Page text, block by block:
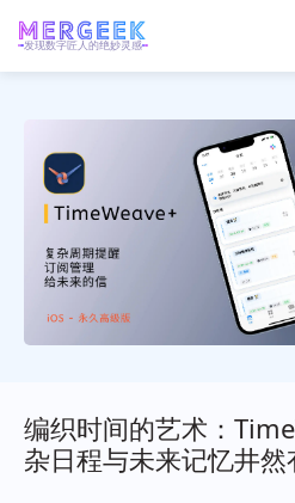
发现数字匠人的绝妙灵感
编织时间的艺术：
杂日程与未来记忆井然